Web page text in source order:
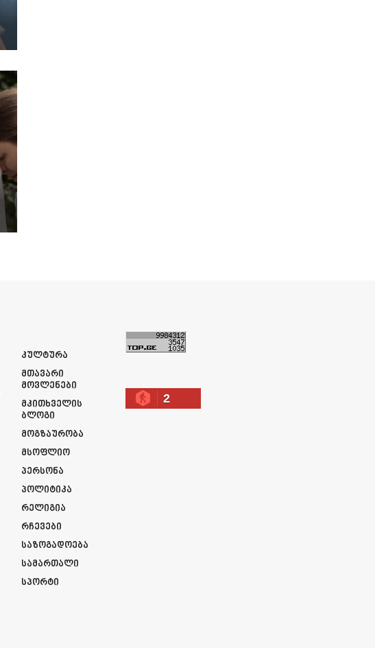
Კულტურა
Მთავარი
Მოვლენები
Მკითხველის
Ბლოგი
Მოგზაურობა
Მსოფლიო
Პერსონა
Პოლიტიკა
Რელიგია
Რჩევები
Საზოგადოება
Სამართალი
Სპორტი
2